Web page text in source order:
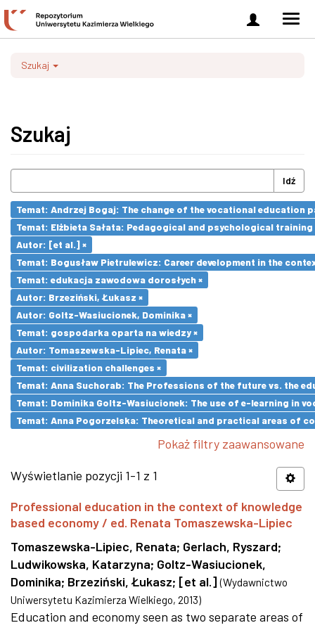
Zaloguj
się
Szukaj
Szukaj
Idź
Temat: Andrzej Bogaj: The change of the vocational education
Temat: Elżbieta Sałata: Pedagogical and psychological
Autor: [et al.] ×
Temat: Bogusław Pietrulewicz: Career development in the
Temat: edukacja zawodowa dorosłych ×
Autor: Brzeziński, Łukasz ×
Autor: Goltz-Wasiucionek, Dominika ×
Temat: gospodarka oparta na wiedzy ×
Autor: Tomaszewska-Lipiec, Renata ×
Temat: civilization challenges ×
Temat: Anna Suchorab: The Professions of the future vs. the
Temat: Dominika Goltz-Wasiucionek: The use of e-learning in
Temat: Anna Pogorzelska: Theoretical and practical areas of
Pokaż filtry zaawansowane
Wyświetlanie pozycji 1-1 z 1
Professional education in the context of knowledge
based economy / ed. Renata Tomaszewska-Lipiec
Tomaszewska-Lipiec, Renata; Gerlach, Ryszard;
Ludwikowska, Katarzyna; Goltz-Wasiucionek,
Dominika; Brzeziński, Łukasz; [et al.] (Wydawnictwo
Uniwersytetu Kazimierza Wielkiego, 2013)
Education and economy seen as two separate areas of